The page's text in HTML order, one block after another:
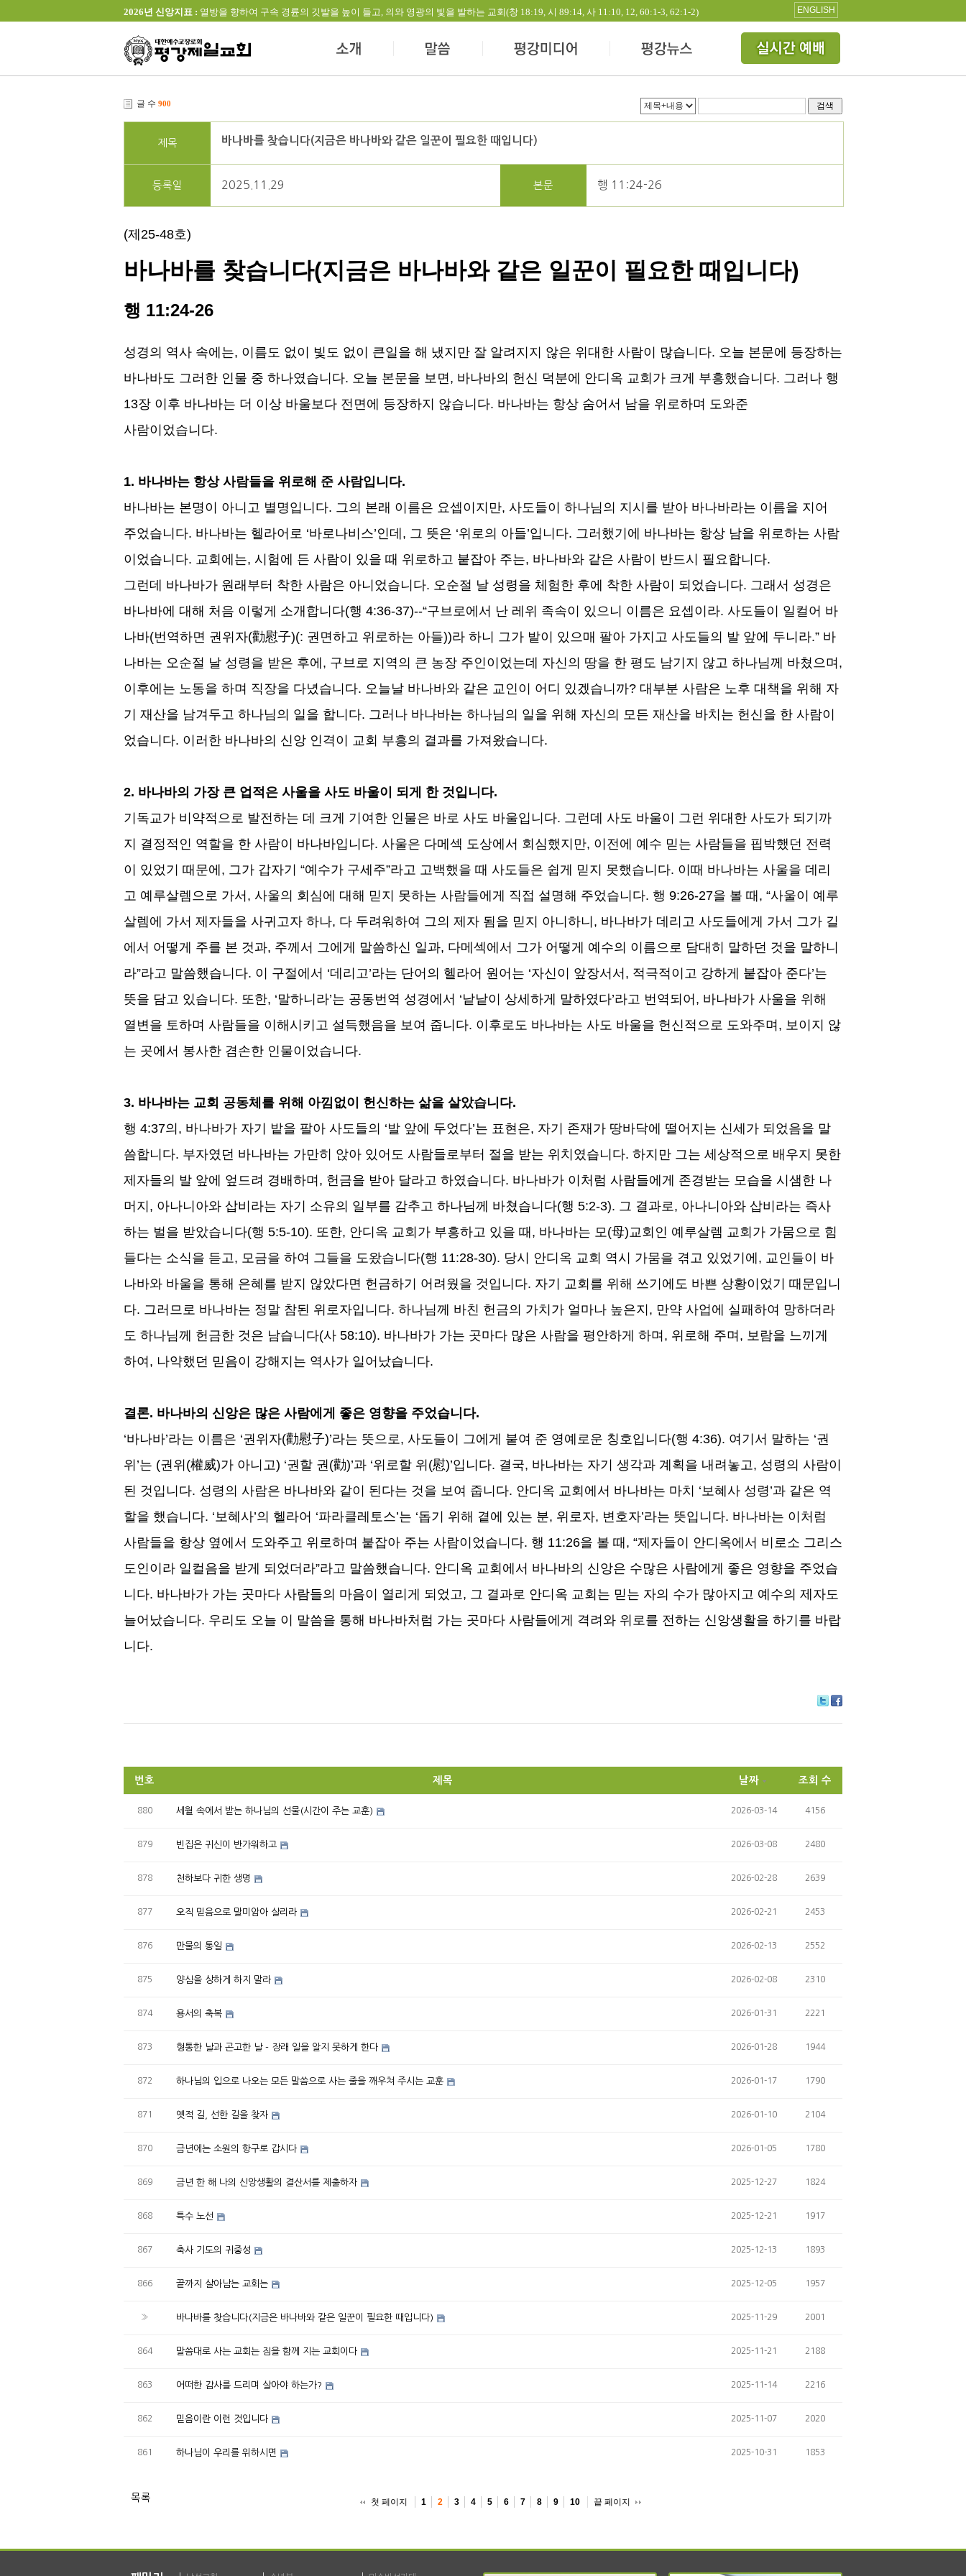
2026년 신앙지표 : 열방을 향하여 구속 경륜의 깃발을 높이 들고, 의와 영광의 빛을 발하는 교회(창 18:19, 시 89:14, 사 11:10, 12, 60:1-3, 62:1-2) ENGLISH
글 수 900 검색
제목 바나바를 찾습니다(지금은 바나바와 같은 일꾼이 필요한 때입니다)
등록일 2025.11.29 본문 행 11:24-26
(제25-48호)
바나바를 찾습니다(지금은 바나바와 같은 일꾼이 필요한 때입니다)
행 11:24-26
성경의 역사 속에는, 이름도 없이 빛도 없이 큰일을 해 냈지만 잘 알려지지 않은 위대한 사람이 많습니다. 오늘 본문에 등장하는
바나바도 그러한 인물 중 하나였습니다. 오늘 본문을 보면, 바나바의 헌신 덕분에 안디옥 교회가 크게 부흥했습니다. 그러나 행
13장 이후 바나바는 더 이상 바울보다 전면에 등장하지 않습니다. 바나바는 항상 숨어서 남을 위로하며 도와준
사람이었습니다.
1. 바나바는 항상 사람들을 위로해 준 사람입니다.
바나바는 본명이 아니고 별명입니다. 그의 본래 이름은 요셉이지만, 사도들이 하나님의 지시를 받아 바나바라는 이름을 지어
주었습니다. 바나바는 헬라어로 ‘바로나비스’인데 , 그 뜻은 ‘위로의 아들’입니다. 그러했기에 바나바는 항상 남을 위로하는 사람
이었습니다. 교회에는, 시험에 든 사람이 있을 때 위로하고 붙잡아 주는, 바나바와 같은 사람이 반드시 필요합니다.
그런데 바나바가 원래부터 착한 사람은 아니었습니다. 오순절 날 성령을 체험한 후에 착한 사람이 되었습니다. 그래서 성경은
바나바에 대해 처음 이렇게 소개합니다(행 4:36-37)--“구브로에서 난 레위 족속이 있으니 이름은 요셉이라. 사도들이 일컬어 바
나바(번역하면 권위자(勸慰子)(: 권면하고 위로하는 아들))라 하니 그가 밭이 있으매 팔아 가지고 사도들의 발 앞에 두니라.” 바
나바는 오순절 날 성령을 받은 후에 , 구브로 지역의 큰 농장 주인이었는데 자신의 땅을 한 평도 남기지 않고 하나님께 바쳤으며 ,
이후에는 노동을 하며 직장을 다녔습니다. 오늘날 바나바와 같은 교인이 어디 있겠습니까? 대부분 사람은 노후 대책을 위해 자
기 재산을 남겨두고 하나님의 일을 합니다. 그러나 바나바는 하나님의 일을 위해 자신의 모든 재산을 바치는 헌신을 한 사람이
었습니다. 이러한 바나바의 신앙 인격이 교회 부흥의 결과를 가져왔습니다.
2. 바나바의 가장 큰 업적은 사울을 사도 바울이 되게 한 것입니다.
기독교가 비약적으로 발전하는 데 크게 기여한 인물은 바로 사도 바울입니다. 그런데 사도 바울이 그런 위대한 사도가 되기까
지 결정적인 역할을 한 사람이 바나바입니다. 사울은 다메섹 도상에서 회심했지만, 이전에 예수 믿는 사람들을 핍박했던 전력
이 있었기 때문에 , 그가 갑자기 “예수가 구세주”라고 고백했을 때 사도들은 쉽게 믿지 못했습니다. 이때 바나바는 사울을 데리
고 예루살렘으로 가서 , 사울의 회심에 대해 믿지 못하는 사람들에게 직접 설명해 주었습니다. 행 9:26-27을 볼 때 , “사울이 예루
살렘에 가서 제자들을 사귀고자 하나, 다 두려워하여 그의 제자 됨을 믿지 아니하니 , 바나바가 데리고 사도들에게 가서 그가 길
에서 어떻게 주를 본 것과, 주께서 그에게 말씀하신 일과, 다메섹에서 그가 어떻게 예수의 이름으로 담대히 말하던 것을 말하니
라”라고 말씀했습니다. 이 구절에서 ‘데리고’라는 단어의 헬라어 원어는 ‘자신이 앞장서서 , 적극적이고 강하게 붙잡아 준다’는
뜻을 담고 있습니다. 또한, ‘말하니라’는 공동번역 성경에서 ‘낱낱이 상세하게 말하였다’라고 번역되어 , 바나바가 사울을 위해
열변을 토하며 사람들을 이해시키고 설득했음을 보여 줍니다. 이후로도 바나바는 사도 바울을 헌신적으로 도와주며 , 보이지 않
는 곳에서 봉사한 겸손한 인물이었습니다.
3. 바나바는 교회 공동체를 위해 아낌없이 헌신하는 삶을 살았습니다.
행 4:37의 , 바나바가 자기 밭을 팔아 사도들의 ‘발 앞에 두었다’는 표현은, 자기 존재가 땅바닥에 떨어지는 신세가 되었음을 말
씀합니다. 부자였던 바나바는 가만히 앉아 있어도 사람들로부터 절을 받는 위치였습니다. 하지만 그는 세상적으로 배우지 못한
제자들의 발 앞에 엎드려 경배하며 , 헌금을 받아 달라고 하였습니다. 바나바가 이처럼 사람들에게 존경받는 모습을 시샘한 나
머지 , 아나니아와 삽비라는 자기 소유의 일부를 감추고 하나님께 바쳤습니다(행 5:2-3). 그 결과로, 아나니아와 삽비라는 즉사
하는 벌을 받았습니다(행 5:5-10). 또한, 안디옥 교회가 부흥하고 있을 때 , 바나바는 모(母)교회인 예루살렘 교회가 가뭄으로 힘
들다는 소식을 듣고, 모금을 하여 그들을 도왔습니다(행 11:28-30). 당시 안디옥 교회 역시 가뭄을 겪고 있었기에 , 교인들이 바
나바와 바울을 통해 은혜를 받지 않았다면 헌금하기 어려웠을 것입니다. 자기 교회를 위해 쓰기에도 바쁜 상황이었기 때문입니
다. 그러므로 바나바는 정말 참된 위로자입니다. 하나님께 바친 헌금의 가치가 얼마나 높은지 , 만약 사업에 실패하여 망하더라
도 하나님께 헌금한 것은 남습니다(사 58:10). 바나바가 가는 곳마다 많은 사람을 평안하게 하며 , 위로해 주며 , 보람을 느끼게
하여 , 나약했던 믿음이 강해지는 역사가 일어났습니다.
결론. 바나바의 신앙은 많은 사람에게 좋은 영향을 주었습니다.
‘바나바’라는 이름은 ‘권위자(勸慰子)’라는 뜻으로, 사도들이 그에게 붙여 준 영예로운 칭호입니다(행 4:36). 여기서 말하는 ‘권
위 ’는 (권위 (權威)가 아니고) ‘권할 권 (勸)’과 ‘위로할 위 (慰)’입니다. 결국, 바나바는 자기 생각과 계획을 내려놓고, 성령의 사람이
된 것입니다. 성령의 사람은 바나바와 같이 된다는 것을 보여 줍니다. 안디옥 교회에서 바나바는 마치 ‘보혜사 성령’과 같은 역
할을 했습니다. ‘보혜사’의 헬라어 ‘파라클레토스’는 ‘돕기 위해 곁에 있는 분, 위로자, 변호자’라는 뜻입니다. 바나바는 이처럼
사람들을 항상 옆에서 도와주고 위로하며 붙잡아 주는 사람이었습니다. 행 11:26을 볼 때 , “제자들이 안디옥에서 비로소 그리스
도인이라 일컬음을 받게 되었더라”라고 말씀했습니다. 안디옥 교회에서 바나바의 신앙은 수많은 사람에게 좋은 영향을 주었습
니다. 바나바가 가는 곳마다 사람들의 마음이 열리게 되었고, 그 결과로 안디옥 교회는 믿는 자의 수가 많아지고 예수의 제자도
늘어났습니다. 우리도 오늘 이 말씀을 통해 바나바처럼 가는 곳마다 사람들에게 격려와 위로를 전하는 신앙생활을 하기를 바랍
니다.
itte ce
번호 제목 날짜 조회 수
880 세월 속에서 받는 하나님의 선물(시간이 주는 교훈) 2026-03-14 4156
879 빈집은 귀신이 반가워하고 2026-03-08 2480
878 천하보다 귀한 생명 2026-02-28 2639
877 오직 믿음으로 말미암아 살리라 2026-02-21 2453
876 만물의 통일 2026-02-13 2552
875 양심을 상하게 하지 말라 2026-02-08 2310
874 용서의 축복 2026-01-31 2221
873 형통한 날과 곤고한 날 - 장래 일을 알지 못하게 한다 2026-01-28 1944
872 하나님의 입으로 나오는 모든 말씀으로 사는 줄을 깨우쳐 주시는 교훈 2026-01-17 1790
871 옛적 길, 선한 길을 찾자 2026-01-10 2104
870 금년에는 소원의 항구로 갑시다 2026-01-05 1780
869 금년 한 해 나의 신앙생활의 결산서를 제출하자 2025-12-27 1824
868 특수 노선 2025-12-21 1917
867 축사 기도의 귀중성 2025-12-13 1893
866 끝까지 살아남는 교회는 2025-12-05 1957
» 바나바를 찾습니다(지금은 바나바와 같은 일꾼이 필요한 때입니다) 2025-11-29 2001
864 말씀대로 사는 교회는 짐을 함께 지는 교회이다 2025-11-21 2188
863 어떠한 감사를 드리며 살아야 하는가? 2025-11-14 2216
862 믿음이란 이런 것입니다 2025-11-07 2020
861 하나님이 우리를 위하시면 2025-10-31 1853
목록 첫 페이지 1 2 3 4 5 6 7 8 9 10 끝 페이지